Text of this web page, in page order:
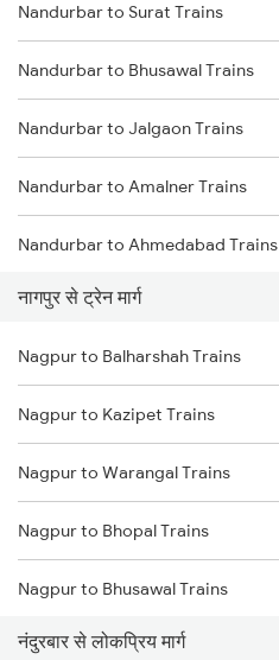
Delhi to Jammu Trains
Mumbai to Delhi Trains
Mumbai to Goa Trains
Chennai to Coimbatore Trains
Nandurbar to Surat Trains
Nandurbar to Bhusawal Trains
Nandurbar to Jalgaon Trains
Nandurbar to Amalner Trains
Nandurbar to Ahmedabad Trains
Nandurbar to Vadodara Trains
Nandurbar to Dondaicha Trains
Nandurbar to Parsamal Trains
Nandurbar to Malkapur Trains
Nandurbar to Akola Trains
Nandurbar to Navapur Trains
नागपुर से ट्रेन मार्ग
Nagpur to Balharshah Trains
Nagpur to Kazipet Trains
Nagpur to Warangal Trains
Nagpur to Bhopal Trains
Nagpur to Bhusawal Trains
Nagpur to Itarsi Trains
नंदुरबार से लोकप्रिय मार्ग